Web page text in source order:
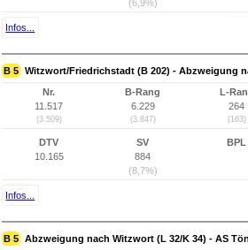
(6,9%)
Infos...
B 5 Witzwort/Friedrichstadt (B 202) - Abzweigung
Nr.
11.517
(3.509)
B-Rang
6.229
(3.847)
L-
264
(163)
DTV
10.165
SV
884
(8,7%)
BPL
Infos...
B 5 Abzweigung nach Witzwort (L 32/K 34) - AS